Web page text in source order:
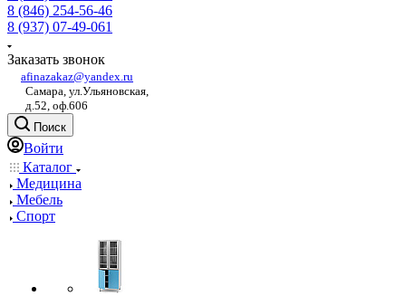
8 (846) 254-56-46
8 (937) 07-49-061
Заказать звонок
afinazakaz@yandex.ru
Самара, ул.Ульяновская,
д.52, оф.606
Поиск
Войти
Каталог
Медицина
Мебель
Спорт